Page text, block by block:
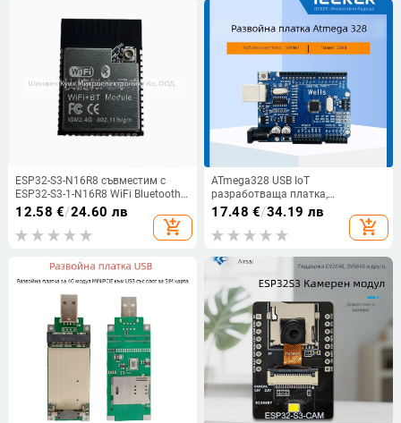
ESP32-S3-N16R8 съвместим с
ESP32-S3-1-N16R8 WiFi Bluetooth
5.0 модул
12.58 €/24.60 лв
add_shopping_cart
ATmega328 USB IoT
разработваща платка,
съвместима с Arduino Uno R3 —
IP20, за вградени разработки
17.48 €/34.19 лв
add_shopping_cart